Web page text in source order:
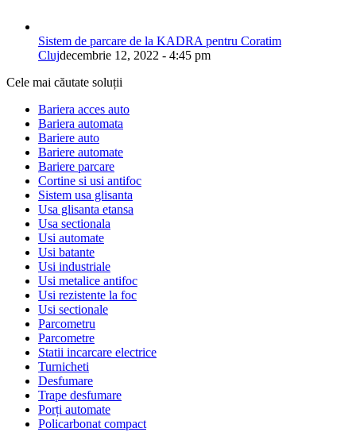
Sistem de parcare de la KADRA pentru Coratim
Clujdecembrie 12, 2022 - 4:45 pm
Cele mai căutate soluții
Bariera acces auto
Bariera automata
Bariere auto
Bariere automate
Bariere parcare
Cortine si usi antifoc
Sistem usa glisanta
Usa glisanta etansa
Usa sectionala
Usi automate
Usi batante
Usi industriale
Usi metalice antifoc
Usi rezistente la foc
Usi sectionale
Parcometru
Parcometre
Statii incarcare electrice
Turnicheti
Desfumare
Trape desfumare
Porți automate
Policarbonat compact